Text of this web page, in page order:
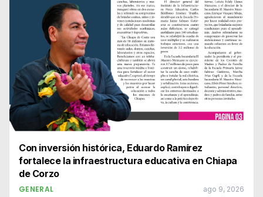
Con inversión histórica, Eduardo Ramírez
fortalece la infraestructura educativa en Chiapa
de Corzo
GENERAL ago 9, 2026